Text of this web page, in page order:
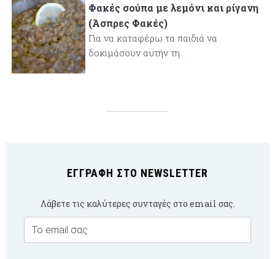
Φακές σούπα με λεμόνι και ρίγανη
(Άσπρες Φακές)
Για να καταφέρω τα παιδιά να
δοκιμάσουν αυτήν τη...
ΕΓΓΡΑΦΉ ΣΤΟ NEWSLETTER
Λάβετε τις καλύτερες συνταγές στο email σας.
Email
Subscription